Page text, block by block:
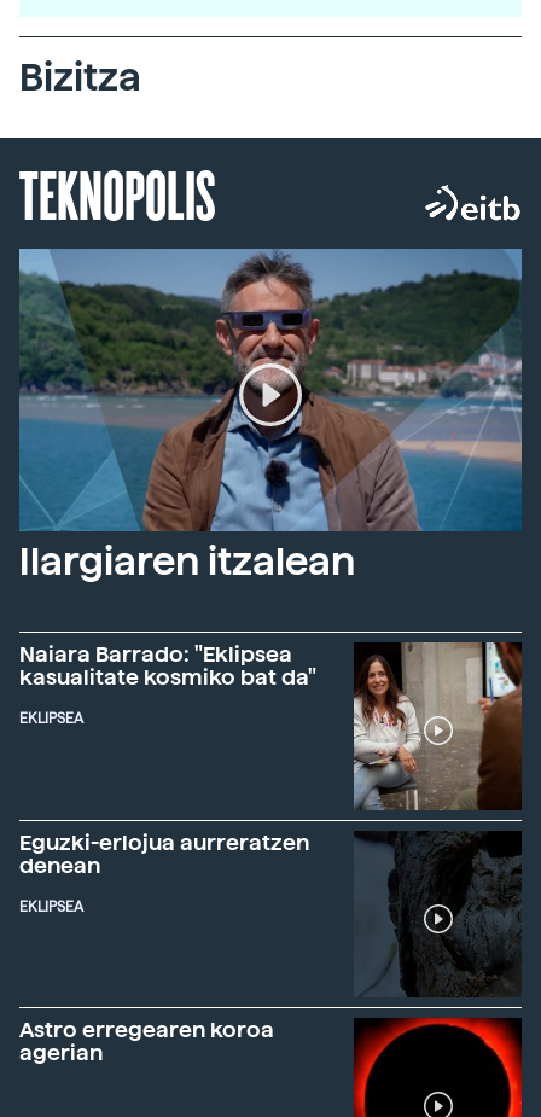
Bizitza
TEKNOPOLIS
Ilargiaren itzalean
Naiara Barrado: "Eklipsea
kasualitate kosmiko bat da"
EKLIPSEA
Eguzki-erlojua aurreratzen
denean
EKLIPSEA
Astro erregearen koroa
agerian